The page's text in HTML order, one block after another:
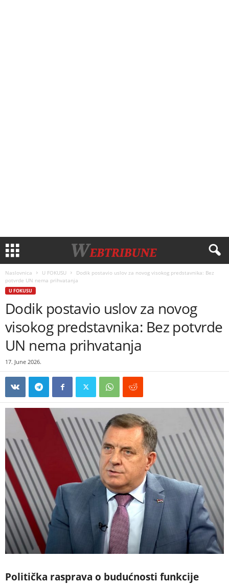
Naslovnica U FOKUSU
Dodik postavio uslov za novog visokog predstavnika: Bez
potvrde UN nema prihvatanja
U FOKUSU
Dodik postavio uslov za novog
visokog predstavnika: Bez potvrde
UN nema prihvatanja
17. June 2026.
Politička rasprava o budućnosti funkcije